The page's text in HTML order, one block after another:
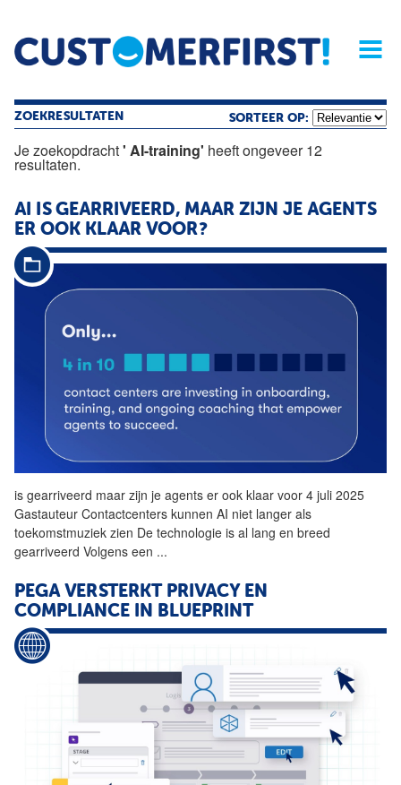
Home Opinie Archief
Magazine
ZOEKRESULTATEN SORTEER OP:
Je zoekopdracht' AI-training' heeft ongeveer 12
resultaten.
AI IS GEARRIVEERD, MAAR ZIJN JE AGENTS
ER OOK KLAAR VOOR?
is gearriveerd maar zijn je agents er ook klaar voor 4 juli 2025
Gastauteur Contactcenters kunnen AI niet langer als
toekomstmuziek zien De technologie is al lang en breed
gearriveerd Volgens een ...
PEGA VERSTERKT PRIVACY EN
COMPLIANCE IN BLUEPRINT